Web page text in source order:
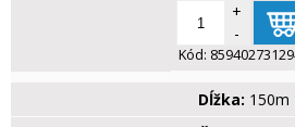
+
-
Kód:
Dĺžka: 150m